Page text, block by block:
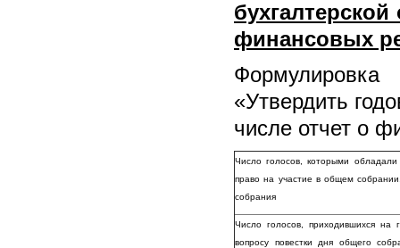
финансовых
«Утвердить
числе отчет о
Число голосов, которыми
право на участие в общем
собрания
Число голосов, приходившихся
вопросу повестки дня общего